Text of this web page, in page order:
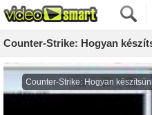
Counter-Strike: Hogyan